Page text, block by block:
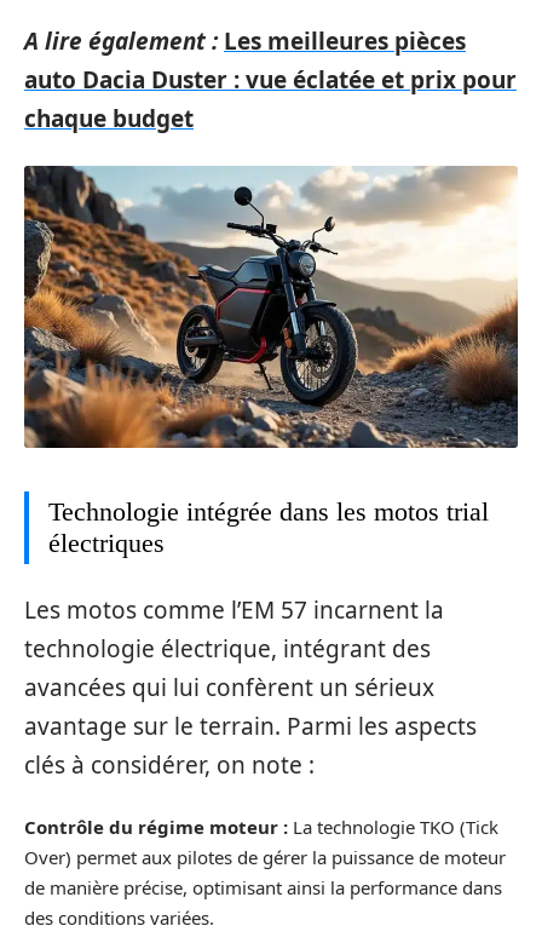
A lire également : Les meilleures pièces
auto Dacia Duster : vue éclatée et prix pour
chaque budget
Technologie intégrée dans les motos trial
électriques
Les motos comme l’EM 57 incarnent la
technologie électrique, intégrant des
avancées qui lui confèrent un sérieux
avantage sur le terrain. Parmi les aspects
clés à considérer, on note :
Contrôle du régime moteur : La technologie TKO (Tick
Over) permet aux pilotes de gérer la puissance de moteur
de manière précise, optimisant ainsi la performance dans
des conditions variées.